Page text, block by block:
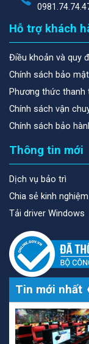
Hỗ trợ khách
Điều khoản và quy
Chính sách bảo
Phương thức thanh
Chính sách vận
Chính sách bảo
Thông tin mới
Dịch vụ bảo trì
Chia sẻ kinh nghiệm
Tải driver Windows
Tin mới nhất